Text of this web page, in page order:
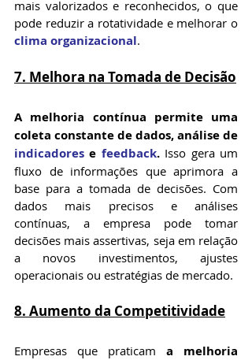
mais valorizados e reconhecidos, o que
clima organizacional.
7. Melhora na Tomada de Decisão
A melhoria contínua permite uma
indicadores e feedback. Isso gera um
fluxo de informações que aprimora a
base para a tomada de decisões. Com
dados mais precisos e análises
contínuas, a empresa pode tomar
decisões mais assertivas, seja em relação
a novos investimentos, ajustes
operacionais ou estratégias de mercado.
8. Aumento da Competitividade
Empresas que praticam a melhoria